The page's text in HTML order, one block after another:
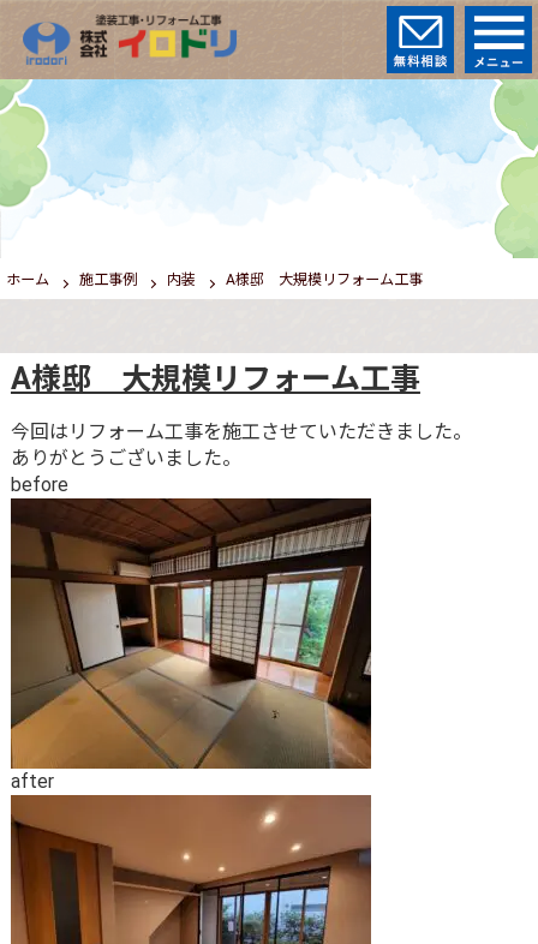
ホーム 施工事例 内装 A様邸 大規模リフォーム工事
A様邸 大規模リフォーム工事
今回はリフォーム工事を施工させていただきました。
ありがとうございました。
before
after